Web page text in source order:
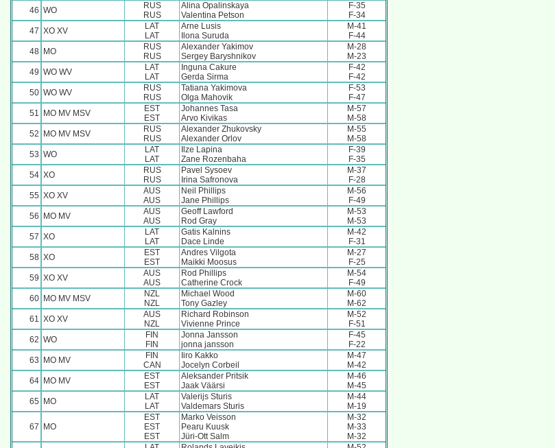
46 WO RUS Alina Opalinskaya
F-35
RUS
Valentina Petson
F-34
47 XO XV LAT Arne Lusis
M-41
LAT
Ilona Suruda
F-44
48 MO RUS Alexander Yakimov
M-28
RUS
Sergey Baryshnikov
M-23
49 WO WV LAT Inguna Cakure
F-42
LAT
Gerda Sirma
F-42
50 WO WV RUS Tatiana Yakimova
F-53
RUS
Olga Mahovik
F-47
51
MO MV MSV EST Johannes Tasa
M-57
EST
Arvo Kivikas
M-58
52
MO MV MSV RUS Alexander Zhukovsky
M-55
RUS
Alexander Orlov
M-58
53 WO LAT Ilze Lapina
F-39
LAT
Zane Rozenbaha
F-35
54 XO RUS Pavel Sysoev
M-37
RUS
Irina Safronova
F-28
55 XO XV AUS Neil Phillips
M-56
AUS
Jane Phillips
F-49
56
MO MV AUS Geoff Lawford
M-53
AUS
Rod Gray
M-53
57 XO LAT Gatis Kalnins
M-42
LAT
Dace Linde
F-31
58 XO EST Andres Vilgota
M-27
EST
Maikki Moosus
F-25
59 XO XV AUS Rod Phillips
M-54
AUS
Catherine Crock
F-49
60 MO MV MSV NZL Michael Wood
M-60
NZL
Tony Gazley
M-62
61 XO XV AUS Richard Robinson
M-52
NZL
Vivienne Prince
F-51
62 WO FIN Jonna Jansson
F-45
FIN
jonna jansson
F-22
63
MO MV FIN Iiro Kakko
M-47
CAN
Jocelyn Corbeil
M-42
64 MO MV EST Aleksander Pritsik
M-46
EST
Jaak Väärsi
M-45
65
MO LAT Valerijs Sturis
M-44
LAT
Valdemars Sturis M-19
67 MO
EST Marko Veisson
M-32
EST
Pearu Kuusk
M-33
EST
Jüri-Ott Salm M-32